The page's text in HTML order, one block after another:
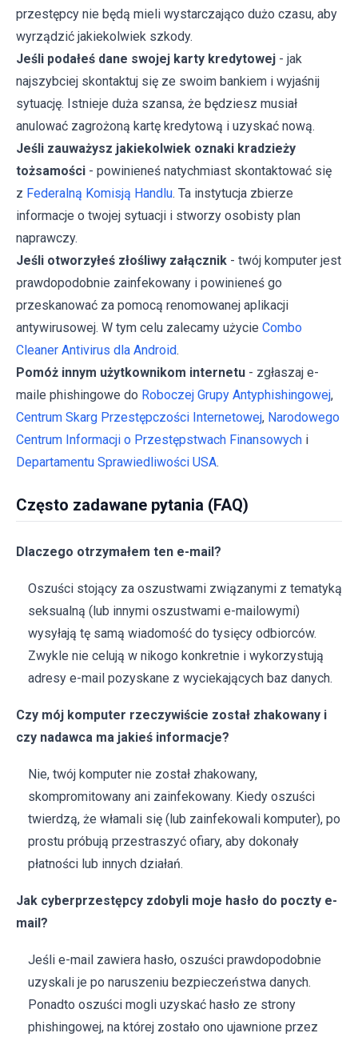
przestępcy nie będą mieli wystarczająco dużo czasu, aby
wyrządzić jakiekolwiek szkody.
Jeśli podałeś dane swojej karty kredytowej - jak
najszybciej skontaktuj się ze swoim bankiem i wyjaśnij
sytuację. Istnieje duża szansa, że będziesz musiał
anulować zagrożoną kartę kredytową i uzyskać nową.
Jeśli zauważysz jakiekolwiek oznaki kradzieży
tożsamości - powinieneś natychmiast skontaktować się
z Federalną Komisją Handlu. Ta instytucja zbierze
informacje o twojej sytuacji i stworzy osobisty plan
naprawczy.
Jeśli otworzyłeś złośliwy załącznik - twój komputer jest
prawdopodobnie zainfekowany i powinieneś go
przeskanować za pomocą renomowanej aplikacji
antywirusowej. W tym celu zalecamy użycie Combo
Cleaner Antivirus dla Android.
Pomóż innym użytkownikom internetu - zgłaszaj e-
maile phishingowe do Roboczej Grupy Antyphishingowej,
Centrum Skarg Przestępczości Internetowej, Narodowego
Centrum Informacji o Przestępstwach Finansowych i
Departamentu Sprawiedliwości USA.
Często zadawane pytania (FAQ)
Dlaczego otrzymałem ten e-mail?
Oszuści stojący za oszustwami związanymi z tematyką
seksualną (lub innymi oszustwami e-mailowymi)
wysyłają tę samą wiadomość do tysięcy odbiorców.
Zwykle nie celują w nikogo konkretnie i wykorzystują
adresy e-mail pozyskane z wyciekających baz danych.
Czy mój komputer rzeczywiście został zhakowany i
czy nadawca ma jakieś informacje?
Nie, twój komputer nie został zhakowany,
skompromitowany ani zainfekowany. Kiedy oszuści
twierdzą, że włamali się (lub zainfekowali komputer), po
prostu próbują przestraszyć ofiary, aby dokonały
płatności lub innych działań.
Jak cyberprzestępcy zdobyli moje hasło do poczty e-
mail?
Jeśli e-mail zawiera hasło, oszuści prawdopodobnie
uzyskali je po naruszeniu bezpieczeństwa danych.
Ponadto oszuści mogli uzyskać hasło ze strony
phishingowej, na której zostało ono ujawnione przez